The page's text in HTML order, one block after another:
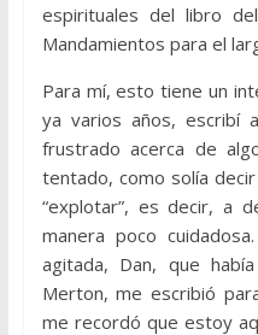
espirituales del libro
Mandamientos para el
Para mí, esto tiene un
ya varios años, escribí
frustrado acerca de
tentado, como solía
“explotar”, es decir, a
manera poco
agitada, Dan, que
Merton, me escribió
me recordó que estoy